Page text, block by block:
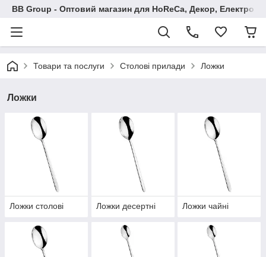
BB Group - Оптовий магазин для HoReCa, Декор,
Товари та послуги Столові прилади Ложки
Ложки
Ложки столові Ложки десертні Ложки чайні